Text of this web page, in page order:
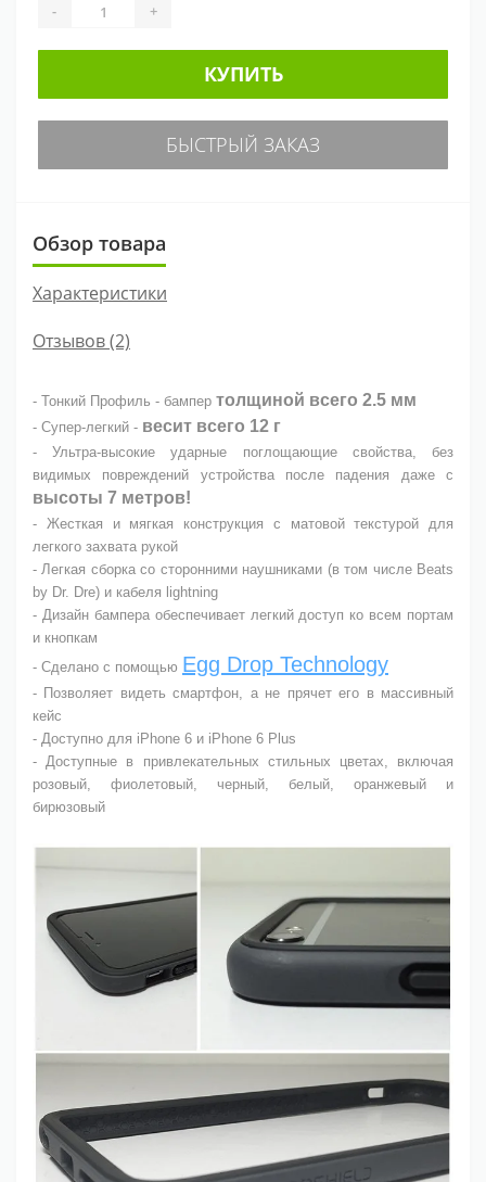
- +
КУПИТЬ
БЫСТРЫЙ ЗАКАЗ
Обзор товара
Характеристики
Отзывов (2)
- Тонкий Профиль - бампер толщиной всего 2.5 мм
- Супер-легкий - весит всего 12 г
- Ультра-высокие ударные поглощающие свойства, без
видимых повреждений устройства после падения даже с
высоты 7 метров!
- Жесткая и мягкая конструкция с матовой текстурой для
легкого захвата рукой
- Легкая сборка со сторонними наушниками (в том числе Beats
by Dr. Dre) и кабеля lightning
- Дизайн бампера обеспечивает легкий доступ ко всем портам
и кнопкам
- Сделано с помощью Egg Drop Technology
- Позволяет видеть смартфон, а не прячет его в массивный
кейс
- Доступно для iPhone 6 и iPhone 6 Plus
- Доступные в привлекательных стильных цветах, включая
розовый, фиолетовый, черный, белый, оранжевый и
бирюзовый